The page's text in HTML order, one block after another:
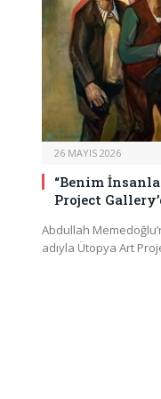
26 MAYIS 2026
“Benim
Project
Abdullah
adıyla Ütopya Art